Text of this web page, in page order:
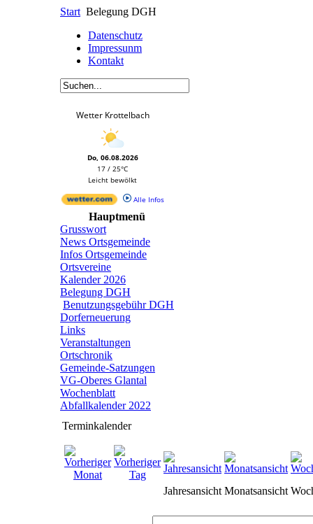
Start Belegung DGH
Datenschutz
Impressunm
Kontakt
Wetter Krottelbach
Do, 06.08.2026
17 / 25°C
Leicht bewölkt
Alle Infos
Hauptmenü
Grusswort
News Ortsgemeinde
Infos Ortsgemeinde
Ortsvereine
Kalender 2026
Belegung DGH
Benutzungsgebühr DGH
Dorferneuerung
Links
Veranstaltungen
Ortschronik
Gemeinde-Satzungen
VG-Oberes Glantal
Wochenblatt
Abfallkalender 2022
Terminkalender
Jahresansicht Monatsansicht